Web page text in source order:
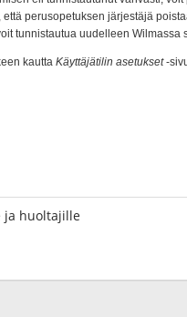
ja huoltajille